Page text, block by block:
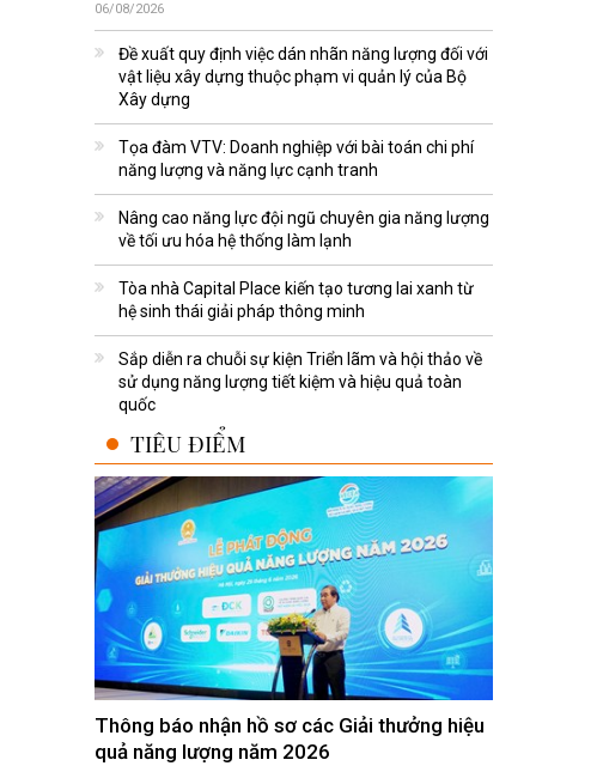
06/08/2026
Đề xuất quy định việc dán nhãn năng lượng đối với
vật liệu xây dựng thuộc phạm vi quản lý của Bộ
Xây dựng
Tọa đàm VTV: Doanh nghiệp với bài toán chi phí
năng lượng và năng lực cạnh tranh
Nâng cao năng lực đội ngũ chuyên gia năng lượng
về tối ưu hóa hệ thống làm lạnh
Tòa nhà Capital Place kiến tạo tương lai xanh từ
hệ sinh thái giải pháp thông minh
Sắp diễn ra chuỗi sự kiện Triển lãm và hội thảo về
sử dụng năng lượng tiết kiệm và hiệu quả toàn
quốc
TIÊU ĐIỂM
Thông báo nhận hồ sơ các Giải thưởng hiệu
quả năng lượng năm 2026